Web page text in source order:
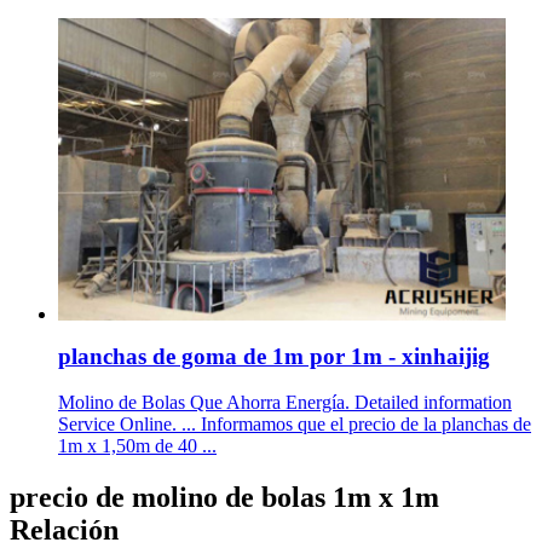
planchas de goma de 1m por 1m - xinhaijig
Molino de Bolas Que Ahorra Energía. Detailed information
Service Online. ... Informamos que el precio de la planchas de
1m x 1,50m de 40 ...
precio de molino de bolas 1m x 1m
Relación